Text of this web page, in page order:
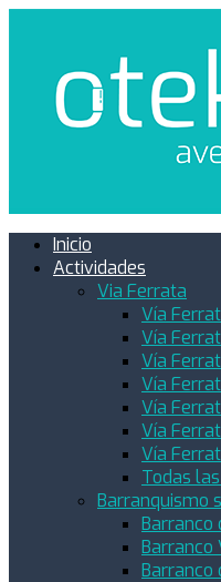
Inicio
Actividades
Via Ferrata
Vía
Vía
Vía
Vía
Vía
Vía
Vía
Todas
Barranquismo
Barranco
Barranco
Barranco